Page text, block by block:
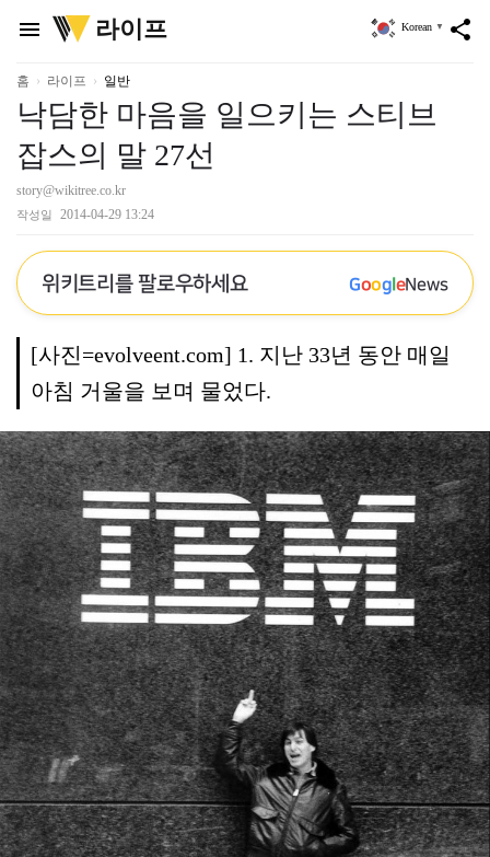
menu
위
키
리
라이프 share
Korean ▼
홈 라이프 일반
낙담한 마음을 일으키는 스티브
잡스의 말 27선
story@wikitree.co.kr
작성일 2014-04-29 13:24
위키트리를 팔로우하세요 GoogleNews
[사진=evolveent.com] 1. 지난 33년 동안 매일
아침 거울을 보며 물었다.